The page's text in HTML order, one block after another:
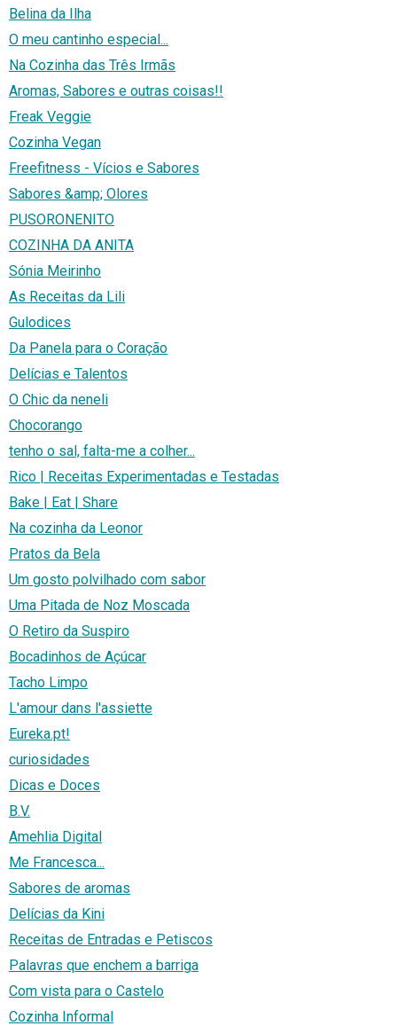
Belina da Ilha
O meu cantinho especial...
Na Cozinha das Três Irmãs
Aromas, Sabores e outras coisas!!
Freak Veggie
Cozinha Vegan
Freefitness - Vícios e Sabores
Sabores &amp; Olores
PUSORONENITO
COZINHA DA ANITA
Sónia Meirinho
As Receitas da Lili
Gulodices
Da Panela para o Coração
Delícias e Talentos
O Chic da neneli
Chocorango
tenho o sal, falta-me a colher...
Rico | Receitas Experimentadas e Testadas
Bake | Eat | Share
Na cozinha da Leonor
Pratos da Bela
Um gosto polvilhado com sabor
Uma Pitada de Noz Moscada
O Retiro da Suspiro
Bocadinhos de Açúcar
Tacho Limpo
L'amour dans l'assiette
Eureka.pt!
curiosidades
Dicas e Doces
B.V.
Amehlia Digital
Me Francesca...
Sabores de aromas
Delícias da Kini
Receitas de Entradas e Petiscos
Palavras que enchem a barriga
Com vista para o Castelo
Cozinha Informal